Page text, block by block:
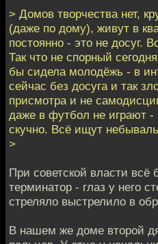
> Домов творчества нет,
(даже по дому), живут в
постоянно - это не досуг.
Так что не спорный
бы сидела молодёжь - в
сейчас без досуга и так
присмотра и не
даже в футбол не играют -
скучно. Всё ищут
>
При советской власти
терминатор - глаз у него
стреляло выстрелило в
В нашем же доме второй